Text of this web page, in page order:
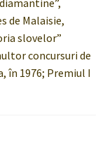
de Malaisie,
slovelor”
concursuri de
în 1976; Premiul I